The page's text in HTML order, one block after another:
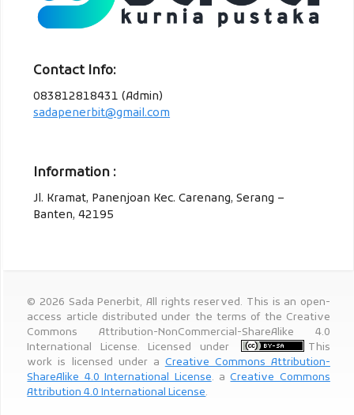
Contact Info:
083812818431 (Admin)
sadapenerbit@gmail.com
Information :
Jl. Kramat, Panenjoan Kec. Carenang, Serang –
Banten, 42195
© 2026 Sada Penerbit, All rights reserved. This is an open-
access article distributed under the terms of the Creative
Commons Attribution-NonCommercial-ShareAlike 4.0
International License. Licensed under
This
work is licensed under a Creative Commons Attribution-
ShareAlike 4.0 International License. aCreative Commons
Attribution 4.0 International License.